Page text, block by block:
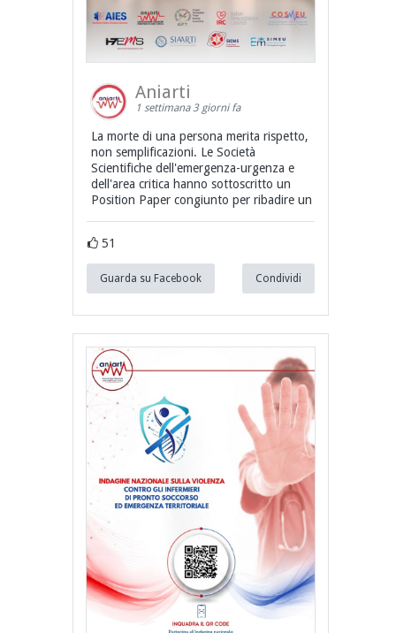
Aniarti
1 settimana 3 giorni fa
La morte di una persona merita rispetto,
non semplificazioni. Le Società
Scientifiche dell'emergenza-urgenza e
dell'area critica hanno sottoscritto un
Position Paper congiunto per ribadire un
51
Guarda su Facebook Condividi